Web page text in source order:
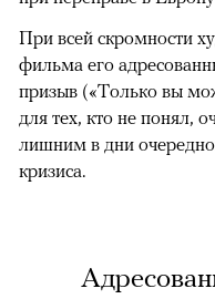
При всей скромности
фильма его
призыв («Только вы
для тех, кто не понял,
лишним в дни
кризиса.